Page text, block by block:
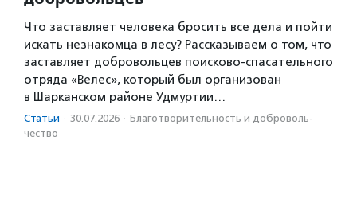
Что заставляет человека бросить все дела и пойти
искать незнакомца в лесу? Рассказываем о том, что
заставляет добровольцев поисково-спасательного
отряда «Велес», который был организован
в Шарканском районе Удмуртии…
Статьи · 30.07.2026 · Благотвори­тель­ность и доброволь­
чест­во